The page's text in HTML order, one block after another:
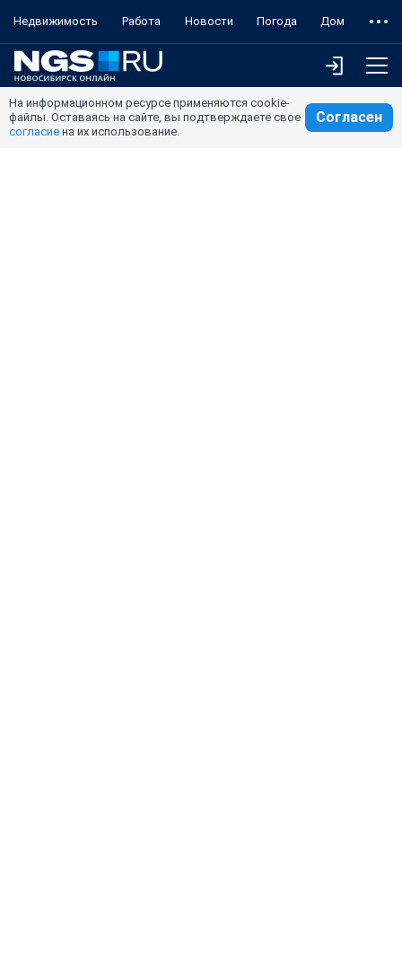
Недвижимость Работа Новости Погода Дом
На информационном ресурсе применяются cookie-
файлы. Оставаясь на сайте, вы подтверждаете свое
согласие на их использование.
Согласен